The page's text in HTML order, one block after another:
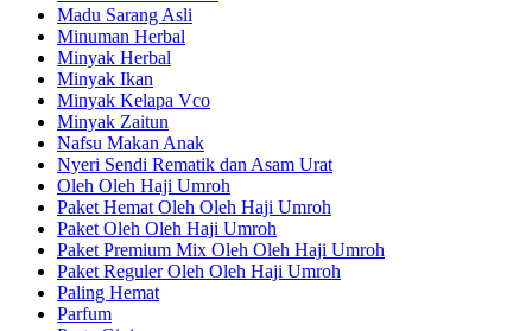
Madu Sarang Asli
Minuman Herbal
Minyak Herbal
Minyak Ikan
Minyak Kelapa Vco
Minyak Zaitun
Nafsu Makan Anak
Nyeri Sendi Rematik dan Asam Urat
Oleh Oleh Haji Umroh
Paket Hemat Oleh Oleh Haji Umroh
Paket Oleh Oleh Haji Umroh
Paket Premium Mix Oleh Oleh Haji Umroh
Paket Reguler Oleh Oleh Haji Umroh
Paling Hemat
Parfum